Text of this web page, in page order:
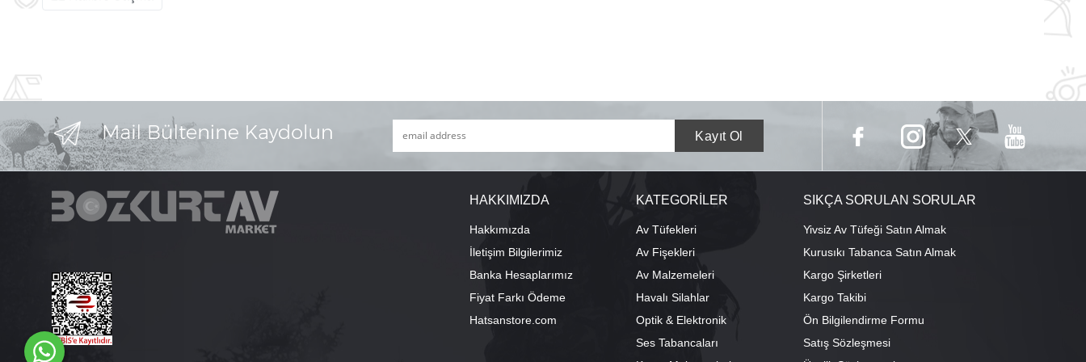
HAKKIMIZDA
Hakkımızda
İletişim Bilgilerimiz
Banka Hesaplarımız
Fiyat Farkı Ödeme
Hatsanstore.com
KATEGORİLER
Av Tüfekleri
Av Fişekleri
Av Malzemeleri
Havalı Silahlar
Optik & Elektronik
Ses Tabancaları
SIKÇA SORULAN SORULAR
Yivsiz Av Tüfeği Satın Almak
Kurusıkı Tabanca Satın Almak
Kargo Şirketleri
Kargo Takibi
Ön Bilgilendirme Formu
Satış Sözleşmesi